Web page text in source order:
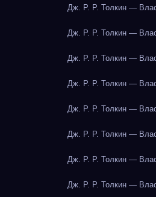
Дж. Р. Р. Толкин —
Дж. Р. Р. Толкин —
Дж. Р. Р. Толкин —
Дж. Р. Р. Толкин —
Дж. Р. Р. Толкин —
Дж. Р. Р. Толкин —
Дж. Р. Р. Толкин —
Дж. Р. Р. Толкин —